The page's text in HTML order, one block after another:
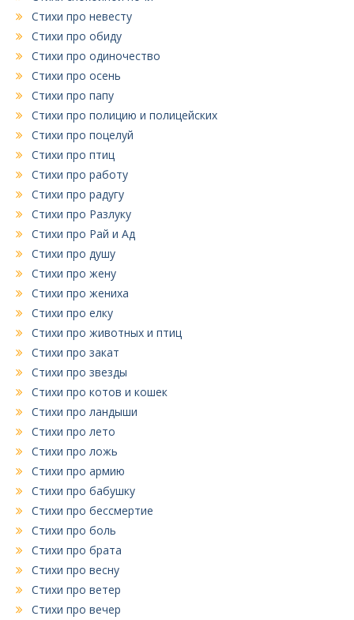
Стихи про невесту
Стихи про обиду
Стихи про одиночество
Стихи про осень
Стихи про папу
Стихи про полицию и полицейских
Стихи про поцелуй
Стихи про птиц
Стихи про работу
Стихи про радугу
Стихи про Разлуку
Стихи про Рай и Ад
Стихи про душу
Стихи про жену
Стихи про жениха
Стихи про елку
Стихи про животных и птиц
Стихи про закат
Стихи про звезды
Стихи про котов и кошек
Стихи про ландыши
Стихи про лето
Стихи про ложь
Стихи про армию
Стихи про бабушку
Стихи про бессмертие
Стихи про боль
Стихи про брата
Стихи про весну
Стихи про ветер
Стихи про вечер